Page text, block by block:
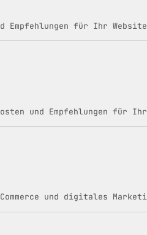
Empfehlungen für Ihr
und Empfehlungen für
und digitales